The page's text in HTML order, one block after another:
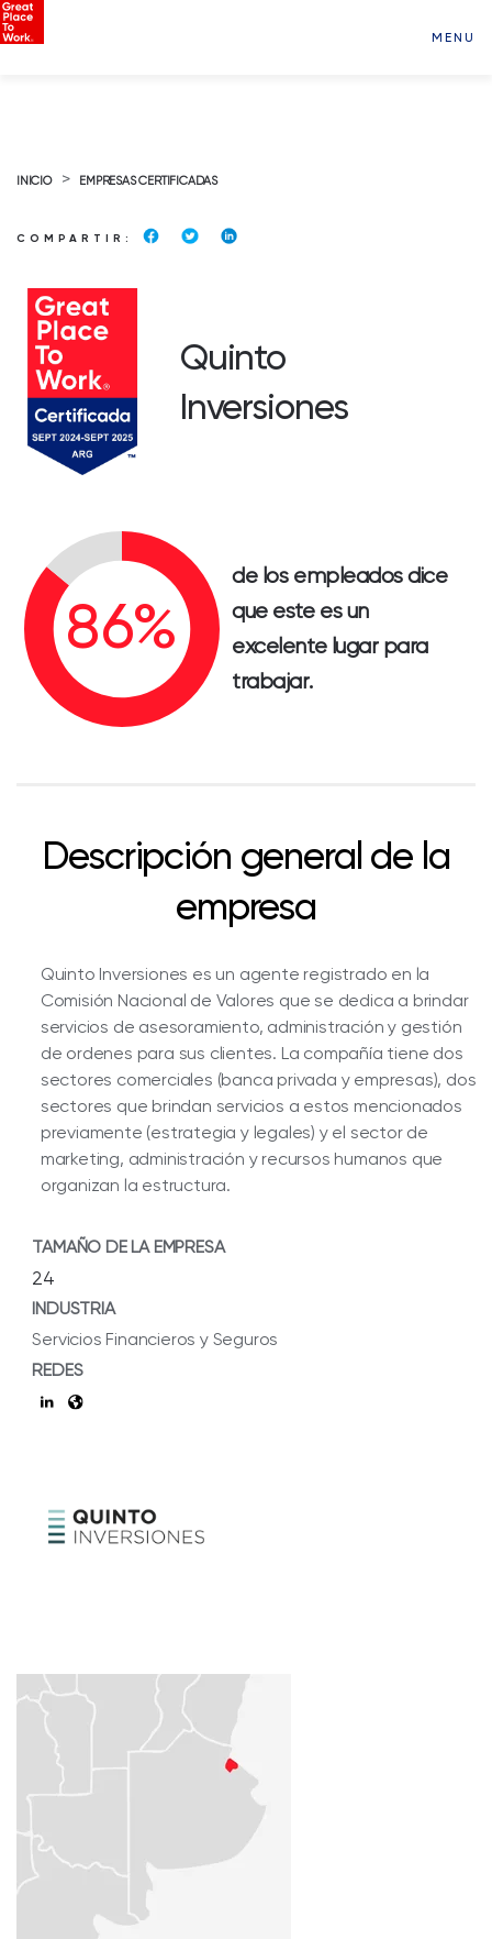
MENU
INICIO > EMPRESAS CERTIFICADAS
COMPARTIR:
Quinto
Inversiones
de los empleados dice
que este es un
excelente lugar para
trabajar.
Descripción general de la
empresa
Quinto Inversiones es un agente registrado en la
Comisión Nacional de Valores que se dedica a brindar
servicios de asesoramiento, administración y gestión
de ordenes para sus clientes. La compañía tiene dos
sectores comerciales (banca privada y empresas), dos
sectores que brindan servicios a estos mencionados
previamente (estrategia y legales) y el sector de
marketing, administración y recursos humanos que
organizan la estructura.
TAMAÑO DE LA EMPRESA
24
INDUSTRIA
Servicios Financieros y Seguros
REDES